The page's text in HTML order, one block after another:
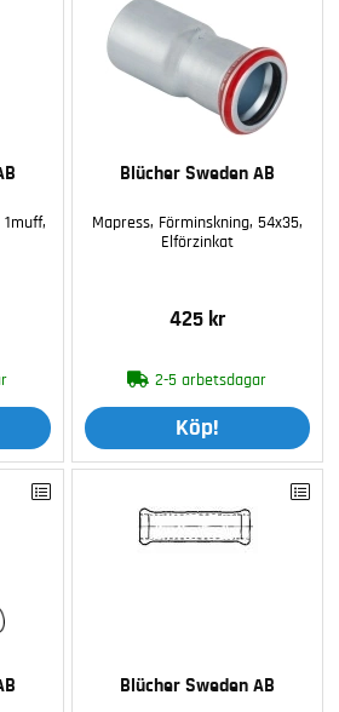
1muff,
Blücher Sweden AB
Mapress, Förminskning, 54x35,
Elförzinkat
425 kr
2-5 arbetsdagar
Köp!
Blücher Sweden AB